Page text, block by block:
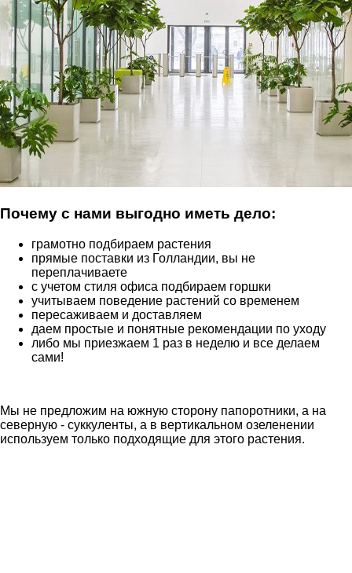
Почему с нами выгодно иметь дело:
грамотно подбираем растения
прямые поставки из Голландии, вы не
переплачиваете
с учетом стиля офиса подбираем горшки
учитываем поведение растений со временем
пересаживаем и доставляем
даем простые и понятные рекомендации по уходу
либо мы приезжаем 1 раз в неделю и все делаем
сами!
Мы не предложим на южную сторону папоротники, а на
северную - суккуленты, а в вертикальном озеленении
используем только подходящие для этого растения.